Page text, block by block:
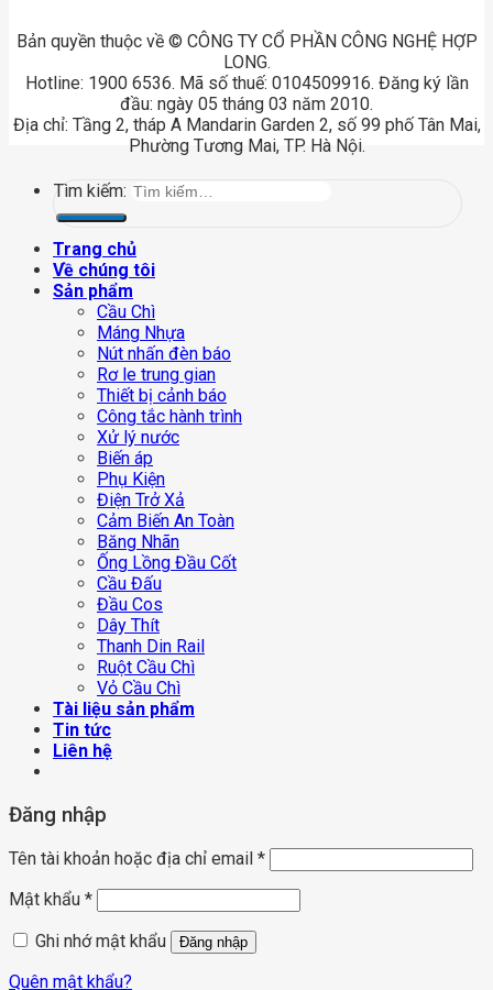
Về chúng tôi
Cầu Chì
Máng Nhựa
Nút nhấn đèn báo
Rơ le trung gian
Công tắc hành trình
Xử lý nước
Biến áp
Phụ Kiện
Điện Trở Xả
Cảm Biến An Toàn
Băng Nhãn
Ống Lồng Đầu Cốt
Cầu Đấu
Đầu Cos
Dây Thít
Thanh Din Rail
Ruột Cầu Chì
Vỏ Cầu Chì
Tài liệu sản phẩm
Tin tức
Liên hệ
Đăng nhập
Tên tài khoản hoặc địa chỉ email
Mật khẩu
Ghi nhớ mật khẩu
Đăng nhập
Quên mật khẩu?